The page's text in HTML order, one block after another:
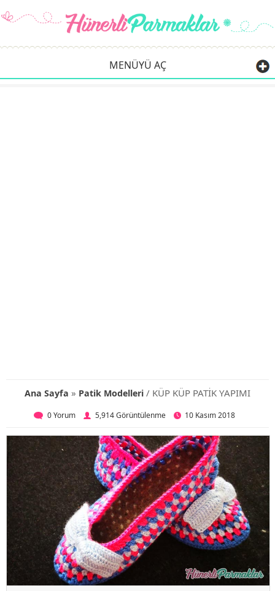
MENÜYÜ AÇ
Ana Sayfa » Patik Modelleri / KÜP KÜP PATİK YAPIMI
0 Yorum 5,914 Görüntülenme 10 Kasım 2018